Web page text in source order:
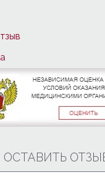
ОСТАВИТЬ